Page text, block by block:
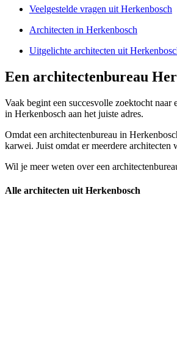
Veelgestelde vragen uit Herkenbosch
Architecten in Herkenbosch
Uitgelichte architecten uit
Een architectenbureau
Vaak begint een succesvolle zoektocht
in Herkenbosch aan het juiste adres.
Omdat een architectenbureau in
karwei. Juist omdat er meerdere
Wil je meer weten over een
Alle architecten uit Herkenbosch